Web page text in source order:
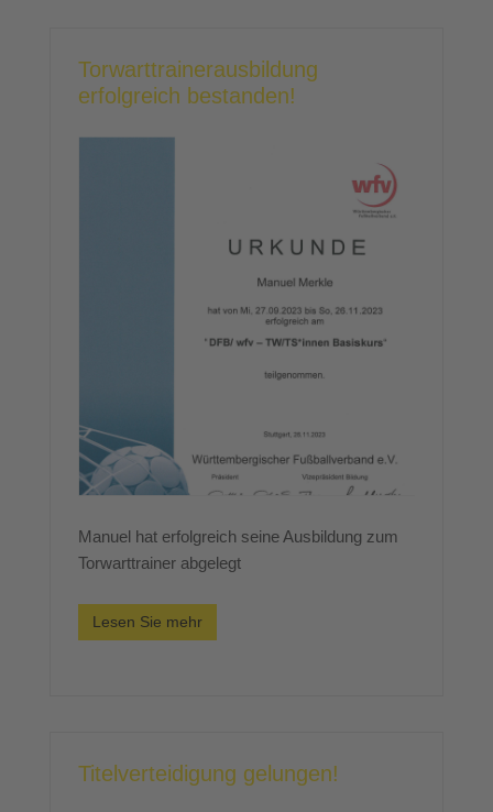
Torwarttrainerausbildung
erfolgreich bestanden!
Manuel hat erfolgreich seine Ausbildung zum
Torwarttrainer abgelegt
Lesen Sie mehr
Titelverteidigung gelungen!